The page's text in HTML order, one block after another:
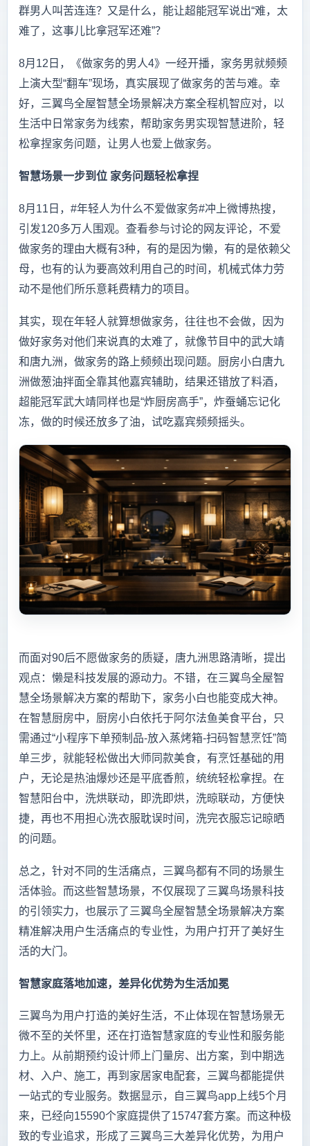
群男人叫苦连连？又是什么，能让超能冠军说出“难，太
难了，这事儿比拿冠军还难”？
8月12日，《做家务的男人4》一经开播，家务男就频频
上演大型“翻车”现场，真实展现了做家务的苦与难。幸
好，三翼鸟全屋智慧全场景解决方案全程机智应对，以
生活中日常家务为线索，帮助家务男实现智慧进阶，轻
松拿捏家务问题，让男人也爱上做家务。
智慧场景一步到位 家务问题轻松拿捏
8月11日，#年轻人为什么不爱做家务#冲上微博热搜，
引发120多万人围观。查看参与讨论的网友评论，不爱
做家务的理由大概有3种，有的是因为懒，有的是依赖父
母，也有的认为要高效利用自己的时间，机械式体力劳
动不是他们所乐意耗费精力的项目。
其实，现在年轻人就算想做家务，往往也不会做，因为
做好家务对他们来说真的太难了，就像节目中的武大靖
和唐九洲，做家务的路上频频出现问题。厨房小白唐九
洲做葱油拌面全靠其他嘉宾辅助，结果还错放了料酒，
超能冠军武大靖同样也是“炸厨房高手”，炸蚕蛹忘记化
冻，做的时候还放多了油，试吃嘉宾频频摇头。
而面对90后不愿做家务的质疑，唐九洲思路清晰，提出
观点：懒是科技发展的源动力。不错，在三翼鸟全屋智
慧全场景解决方案的帮助下，家务小白也能变成大神。
在智慧厨房中，厨房小白依托于阿尔法鱼美食平台，只
需通过“小程序下单预制品-放入蒸烤箱-扫码智慧烹饪”简
单三步，就能轻松做出大师同款美食，有烹饪基础的用
户，无论是热油爆炒还是平底香煎，统统轻松拿捏。在
智慧阳台中，洗烘联动，即洗即烘，洗晾联动，方便快
捷，再也不用担心洗衣服耽误时间，洗完衣服忘记晾晒
的问题。
总之，针对不同的生活痛点，三翼鸟都有不同的场景生
活体验。而这些智慧场景，不仅展现了三翼鸟场景科技
的引领实力，也展示了三翼鸟全屋智慧全场景解决方案
精准解决用户生活痛点的专业性，为用户打开了美好生
活的大门。
智慧家庭落地加速，差异化优势为生活加冕
三翼鸟为用户打造的美好生活，不止体现在智慧场景无
微不至的关怀里，还在打造智慧家庭的专业性和服务能
力上。从前期预约设计师上门量房、出方案，到中期选
材、入户、施工，再到家居家电配套，三翼鸟都能提供
一站式的专业服务。数据显示，自三翼鸟app上线5个月
来，已经向15590个家庭提供了15747套方案。而这种极
致的专业追求，形成了三翼鸟三大差异化优势，为用户